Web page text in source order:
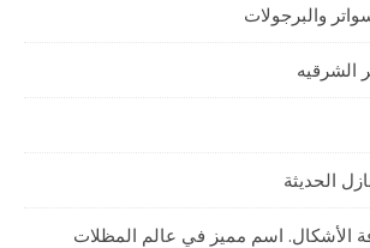
والبرجولات
الشرقيه
الحديثة
الأشكال. اسم مميز في عالم المظلات